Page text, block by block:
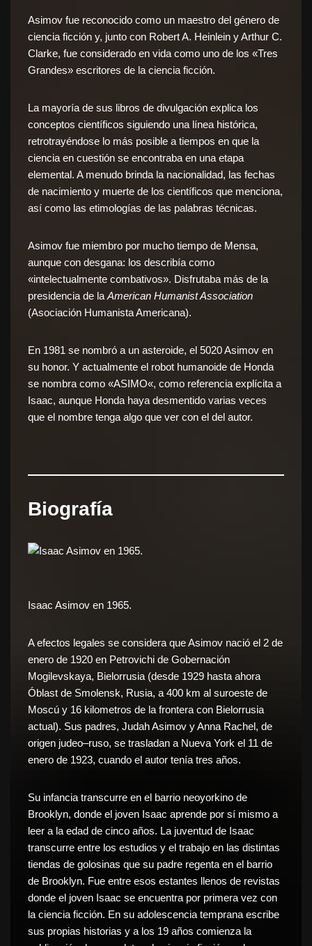
Asimov fue reconocido como un maestro del género de
ciencia ficción y, junto con Robert A. Heinlein yArthur C.
Clarke, fue considerado en vida como uno de los «Tres
Grandes» escritores de la ciencia ficción.
La mayoría de sus libros de divulgación explica los
conceptos científicos siguiendo una línea histórica,
retrotrayéndose lo más posible a tiempos en que la
ciencia en cuestión se encontraba en una etapa
elemental. A menudo brinda la nacionalidad, las fechas
de nacimiento y muerte de los científicos que menciona,
así como las etimologías de las palabras técnicas.
Asimov fue miembro por mucho tiempo de Mensa,
aunque con desgana: los describía como
«intelectualmente combativos». Disfrutaba más de la
presidencia de la American Humanist Association
(Asociación Humanista Americana).
En 1981 se nombró a un asteroide, el 5020 Asimov en
su honor. Y actualmente el robot humanoide de Honda
se nombra como «ASIMO«, como referencia explícita a
Isaac, aunque Honda haya desmentido varias veces
que el nombre tenga algo que ver con el del autor.
Biografía
Isaac Asimov en 1965.
A efectos legales se considera que Asimov nació el 2 de
enero de 1920 en Petrovichi de Gobernación
Mogilevskaya, Bielorrusia (desde 1929 hasta ahora
Óblast de Smolensk, Rusia, a 400 km al suroeste de
Moscú y 16 kilometros de la frontera con Bielorrusia
actual). Sus padres, Judah Asimov y Anna Rachel, de
origen judeo–ruso, se trasladan a Nueva York el 11 de
enero de 1923, cuando el autor tenía tres años.
Su infancia transcurre en el barrio neoyorkino de
Brooklyn, donde el joven Isaac aprende por sí mismo a
leer a la edad de cinco años. La juventud de Isaac
transcurre entre los estudios y el trabajo en las distintas
tiendas de golosinas que su padre regenta en el barrio
de Brooklyn. Fue entre esos estantes llenos de revistas
donde el joven Isaac se encuentra por primera vez con
la ciencia ficción. En su adolescencia temprana escribe
sus propias historias y a los 19 años comienza la